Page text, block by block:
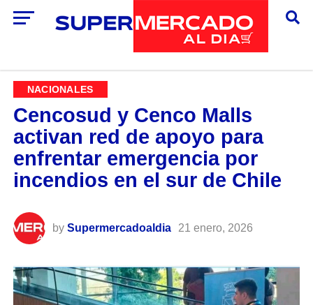
NACIONALES
Cencosud y Cenco Malls
activan red de apoyo para
enfrentar emergencia por
incendios en el sur de Chile
by Supermercadoaldia 21 enero, 2026